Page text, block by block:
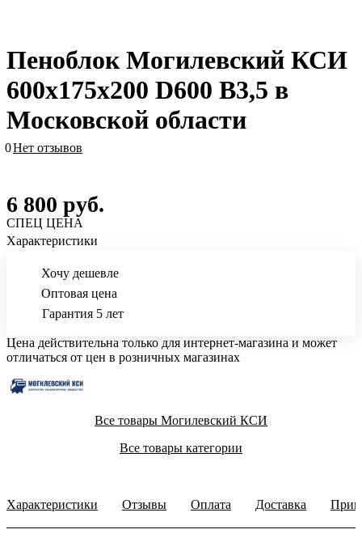
Пеноблок Могилевский КСИ
600х175х200 D600 B3,5 в
Московской области
0Нет отзывов
6 800 руб.
СПЕЦ ЦЕНА
Характеристики
Хочу дешевле
Оптовая цена
Гарантия 5 лет
Цена действительна только для интернет-магазина и может
отличаться от цен в розничных магазинах
Все товары Могилевский КСИ
Все товары категории
Характеристики Отзывы Оплата Доставка